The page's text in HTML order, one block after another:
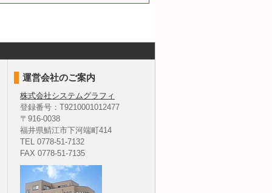
運営会社のご案内
株式会社システムグラフィ
登録番号：T9210001012477
〒916-0038
福井県鯖江市下河端町414
TEL 0778-51-7132
FAX 0778-51-7135